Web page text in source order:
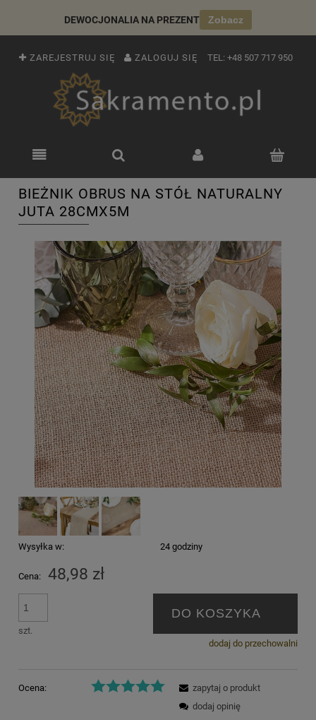
DEWOCJONALIA NA PREZENT Zobacz
ZAREJESTRUJ SIĘ ZALOGUJ SIĘ TEL: +48 507 717 950
BIEŻNIK OBRUS NA STÓŁ NATURALNY
JUTA 28CMX5M
Wysyłka w: 24 godziny
Cena: 48,98 zł
szt.
DO KOSZYKA
dodaj do przechowalni
Ocena:
zapytaj o produkt
dodaj opinię